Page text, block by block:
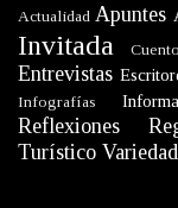
Actualidad Apuntes
Invitada
Entrevistas
Infografías
Reflexiones
Turístico